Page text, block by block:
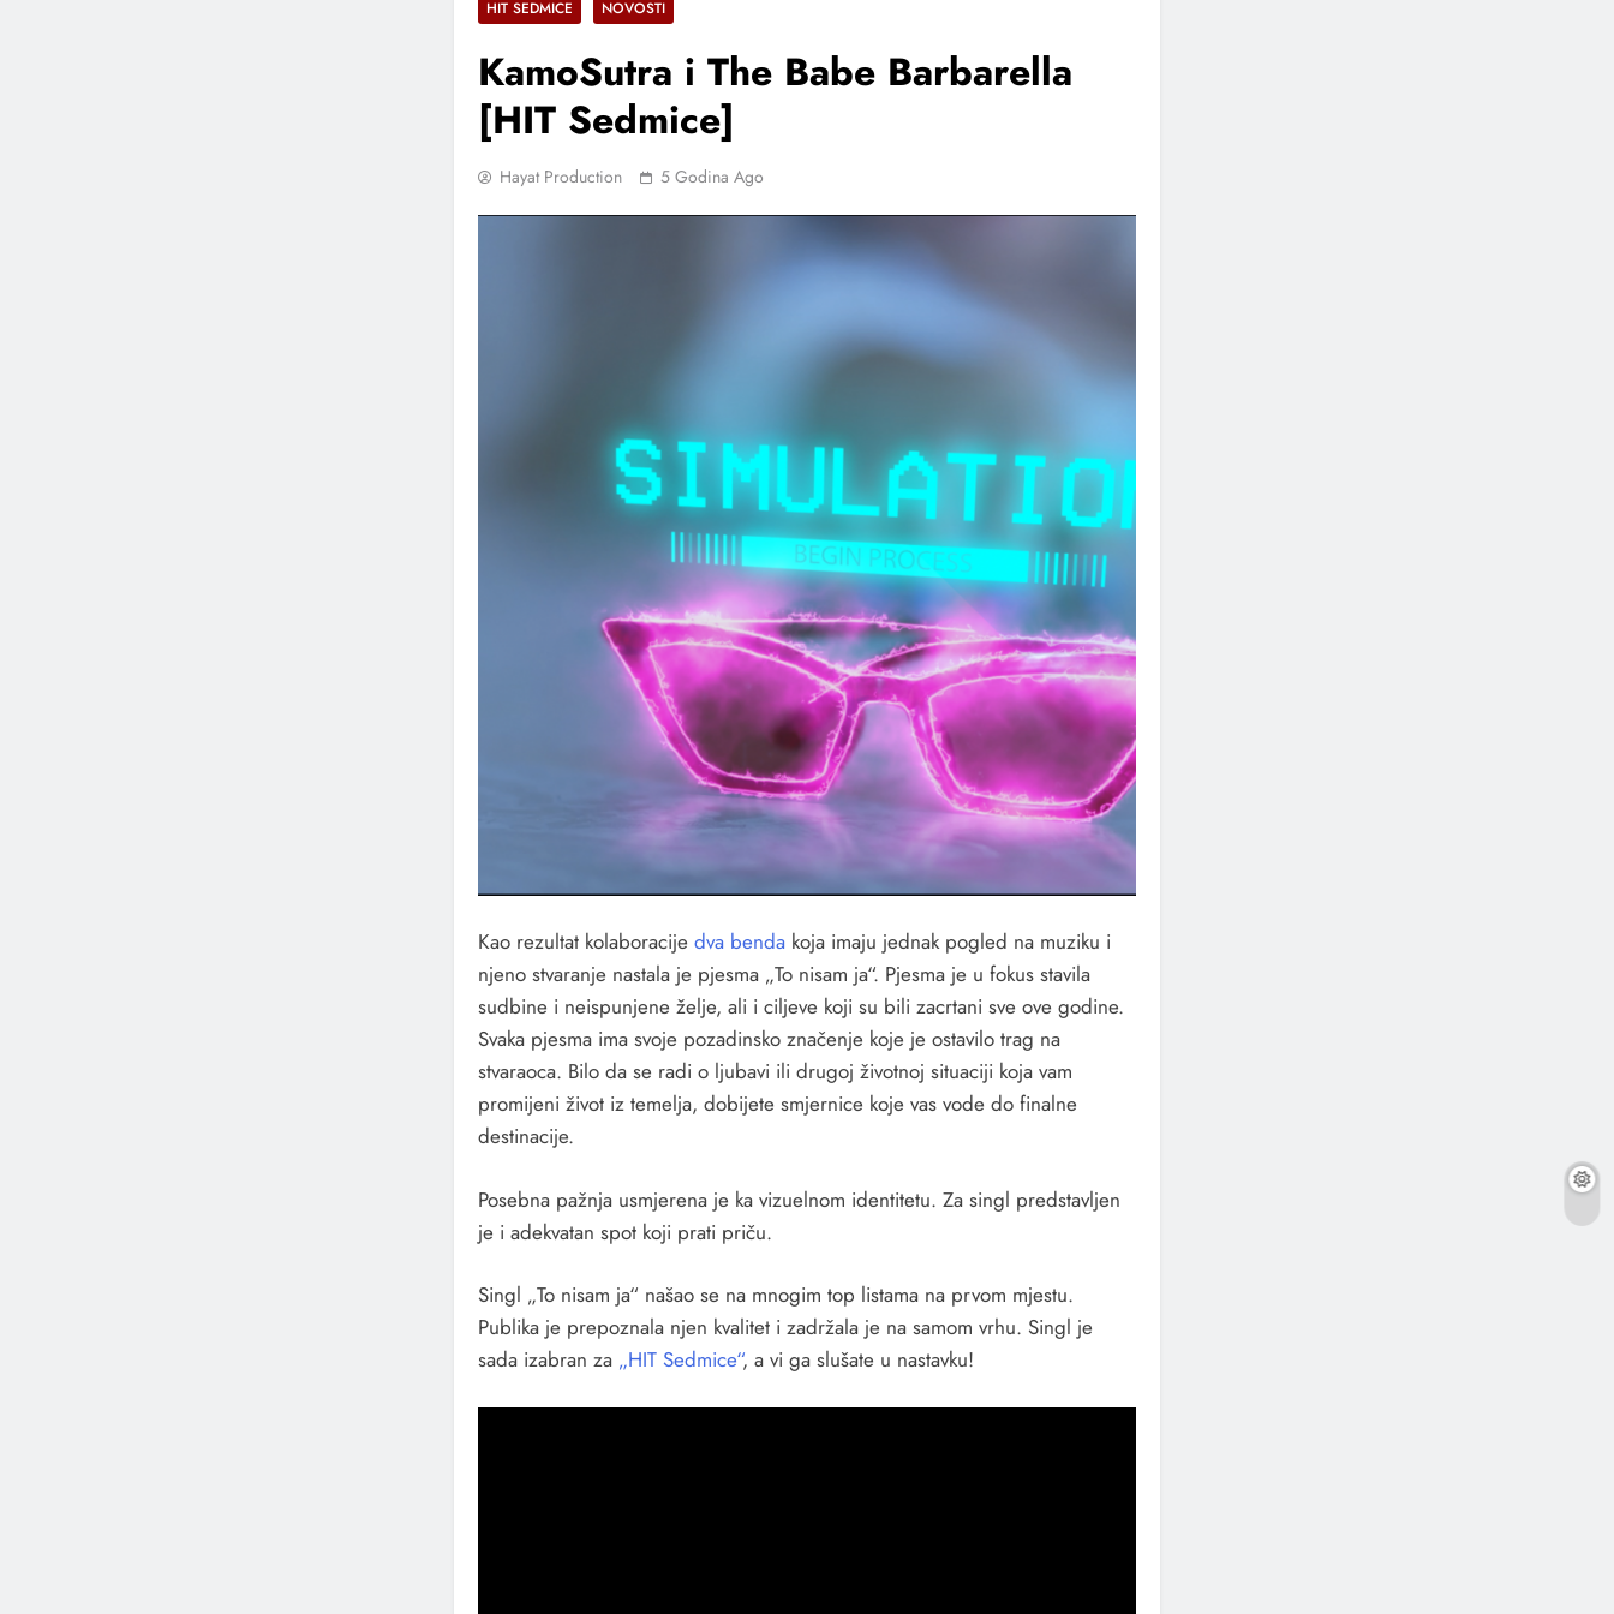
HIT SEDMICE NOVOSTI
KamoSutra i The Babe Barbarella
[HIT Sedmice]
Hayat Production 5 Godina Ago
Kao rezultat kolaboracije dva benda koja imaju jednak pogled na muziku i
njeno stvaranje nastala je pjesma „To nisam ja“. Pjesma je u fokus stavila
sudbine i neispunjene želje, ali i ciljeve koji su bili zacrtani sve ove godine.
Svaka pjesma ima svoje pozadinsko značenje koje je ostavilo trag na
stvaraoca. Bilo da se radi o ljubavi ili drugoj životnoj situaciji koja vam
promijeni život iz temelja, dobijete smjernice koje vas vode do finalne
destinacije.
Posebna pažnja usmjerena je ka vizuelnom identitetu. Za singl predstavljen
je i adekvatan spot koji prati priču.
Singl „To nisam ja“ našao se na mnogim top listama na prvom mjestu.
Publika je prepoznala njen kvalitet i zadržala je na samom vrhu. Singl je
sada izabran za „HIT Sedmice“, a vi ga slušate u nastavku!